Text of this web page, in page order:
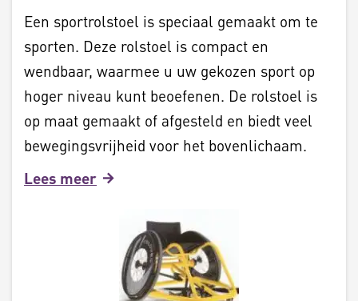
Een sportrolstoel is speciaal gemaakt om te
sporten. Deze rolstoel is compact en
wendbaar, waarmee u uw gekozen sport op
hoger niveau kunt beoefenen. De rolstoel is
op maat gemaakt of afgesteld en biedt veel
bewegingsvrijheid voor het bovenlichaam.
Lees meer